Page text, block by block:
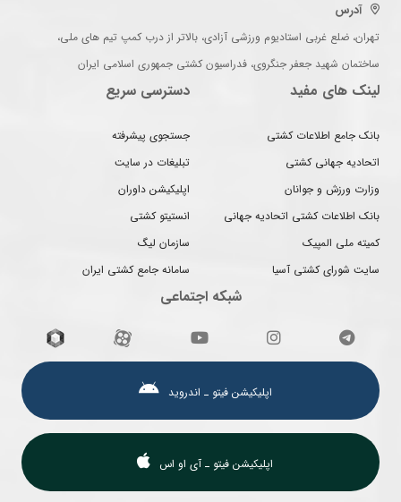
آدرس
تهران، ضلع غربی استادیوم ورزشی آزادی، بالاتر از درب کمپ تیم های ملی،
ساختمان شهید جعفر جنگروی، فدراسیون کشتی جمهوری اسلامی ایران
لینک های مفید
بانک جامع اطلاعات کشتی
اتحادیه جهانی کشتی
وزارت ورزش و جوانان
بانک اطلاعات کشتی اتحادیه جهانی
کمیته ملی المپیک
سایت شورای کشتی آسیا
دسترسی سریع
جستجوی پیشرفته
تبلیغات در سایت
اپلیکیشن داوران
انستیتو کشتی
سازمان لیگ
سامانه جامع کشتی ایران
شبکه اجتماعی
اپلیکیشن فیتو ـ اندروید
اپلیکیشن فیتو ـ آی او اس